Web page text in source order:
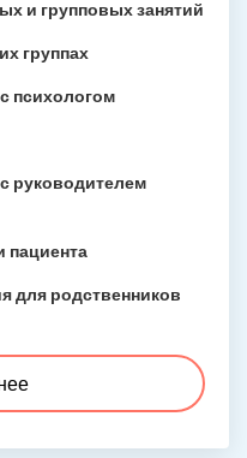
и групповых занятий
группах
психологом
руководителем
пациента
для родственников